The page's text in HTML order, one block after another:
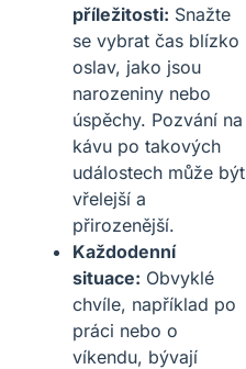
příležitosti: Snažte
se vybrat čas blízko
oslav, jako jsou
narozeniny nebo
úspěchy. Pozvání na
kávu po takových
událostech může být
vřelejší a
přirozenější.
Každodenní
situace: Obvyklé
chvíle, například po
práci nebo o
víkendu, bývají